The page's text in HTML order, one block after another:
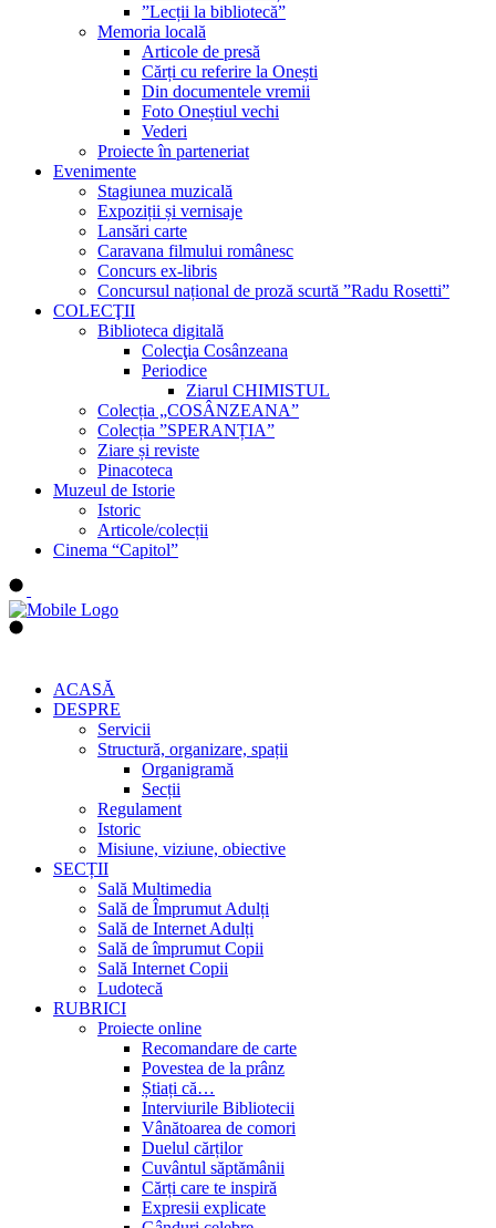
”Lecții la bibliotecă”
Memoria locală
Articole de presă
Cărți cu referire la Onești
Din documentele vremii
Foto Oneștiul vechi
Vederi
Proiecte în parteneriat
Evenimente
Stagiunea muzicală
Expoziții și vernisaje
Lansări carte
Caravana filmului românesc
Concurs ex-libris
Concursul național de proză scurtă ”Radu Rosetti”
COLECŢII
Biblioteca digitală
Colecţia Cosânzeana
Periodice
Ziarul CHIMISTUL
Colecția „COSÂNZEANA”
Colecția ”SPERANȚIA”
Ziare și reviste
Pinacoteca
Muzeul de Istorie
Istoric
Articole/colecții
Cinema “Capitol”
ACASĂ
DESPRE
Servicii
Structură, organizare, spații
Organigramă
Secții
Regulament
Istoric
Misiune, viziune, obiective
SECȚII
Sală Multimedia
Sală de Împrumut Adulți
Sală de Internet Adulți
Sală de împrumut Copii
Sală Internet Copii
Ludotecă
RUBRICI
Proiecte online
Recomandare de carte
Povestea de la prânz
Știați că…
Interviurile Bibliotecii
Vânătoarea de comori
Duelul cărților
Cuvântul săptămânii
Cărți care te inspiră
Expresii explicate